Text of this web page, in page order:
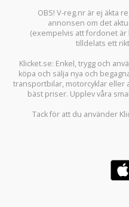
OBS! V-reg.nr är ej äkta
annonsen om det
(exempelvis att fordonet
tilldelats ett
Klicket.se: Enkel, trygg och
köpa och sälja nya och
transportbilar, motorcyklar eller
bäst priser. Upplev våra
Tack för att du använder